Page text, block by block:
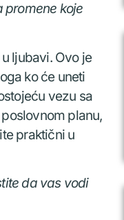
koje
ljubavi. Ovo je
ko će uneti
vezu sa
planu,
praktični u
da vas vodi